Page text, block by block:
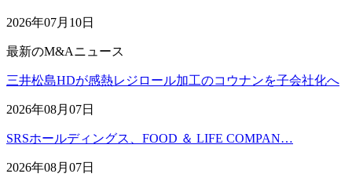
2026年07月10日
最新のM&Aニュース
三井松島HDが感熱レジロール加工のコウナンを子会社化へ
2026年08月07日
SRSホールディングス、FOOD ＆ LIFE COMPAN…
2026年08月07日